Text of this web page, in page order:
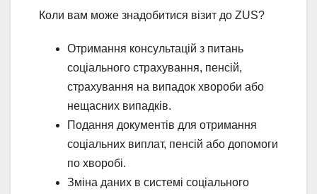
Коли вам може знадобитися візит до ZUS?
Отримання консультацій з питань
соціального страхування, пенсій,
страхування на випадок хвороби або
нещасних випадків.
Подання документів для отримання
соціальних виплат, пенсій або допомоги
по хворобі.
Зміна даних в системі соціального